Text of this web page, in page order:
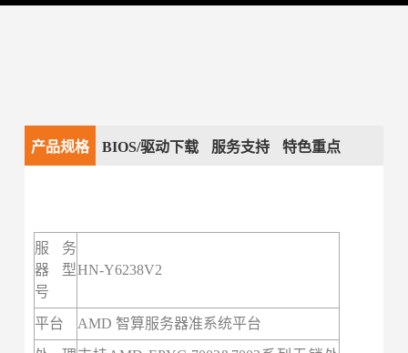
产品规格 BIOS/驱动下载 服务支持 特色重点
服务
器型
号
HN-Y6238V2
平台 AMD 智算服务器准系统平台